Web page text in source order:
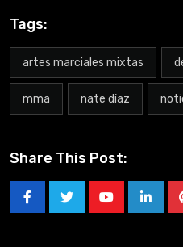
Tags:
artes marciales mixtas
mma nate díaz
Share This Post: